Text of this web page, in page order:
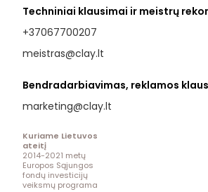
Techniniai klausimai ir meistrų
+37067700207
meistras@clay.lt
Bendradarbiavimas, reklamos
marketing@clay.lt
Kuriame Lietuvos
ateitį
2014-2021 metų
Europos Sąjungos
fondų investicijų
veiksmų programa